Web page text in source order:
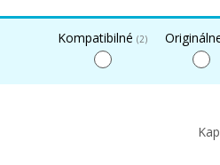
Kompatibilné (2)